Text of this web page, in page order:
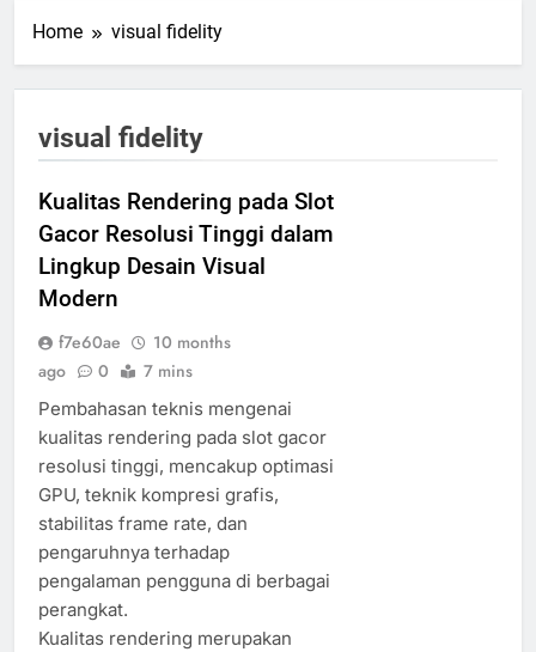
Home visual fidelity
visual fidelity
Kualitas Rendering pada Slot
Gacor Resolusi Tinggi dalam
Lingkup Desain Visual
Modern
f7e60ae
10 months
ago
0 7 mins
Pembahasan teknis mengenai
kualitas rendering pada slot gacor
resolusi tinggi, mencakup optimasi
GPU, teknik kompresi grafis,
stabilitas frame rate, dan
pengaruhnya terhadap
pengalaman pengguna di berbagai
perangkat.
Kualitas rendering merupakan